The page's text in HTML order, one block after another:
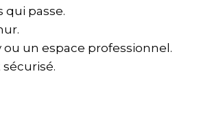
passe.
un espace professionnel.